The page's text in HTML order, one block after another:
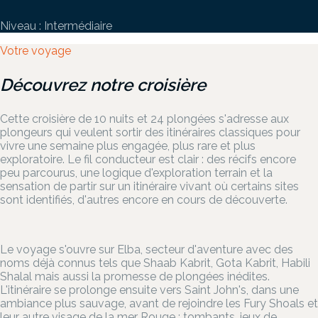
Niveau : Intermédiaire
Votre voyage
Découvrez notre croisière
Cette croisière de 10 nuits et 24 plongées s'adresse aux
plongeurs qui veulent sortir des itinéraires classiques pour
vivre une semaine plus engagée, plus rare et plus
exploratoire. Le fil conducteur est clair : des récifs encore
peu parcourus, une logique d'exploration terrain et la
sensation de partir sur un itinéraire vivant où certains sites
sont identifiés, d'autres encore en cours de découverte.
Le voyage s'ouvre sur Elba, secteur d'aventure avec des
noms déjà connus tels que Shaab Kabrit, Gota Kabrit, Habili
Shalal mais aussi la promesse de plongées inédites.
L'itinéraire se prolonge ensuite vers Saint John's, dans une
ambiance plus sauvage, avant de rejoindre les Fury Shoals et